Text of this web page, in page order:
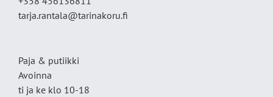
tarja.rantala@tarinakoru.fi
Paja & putiikki
Avoinna
ti ja ke klo 10-18